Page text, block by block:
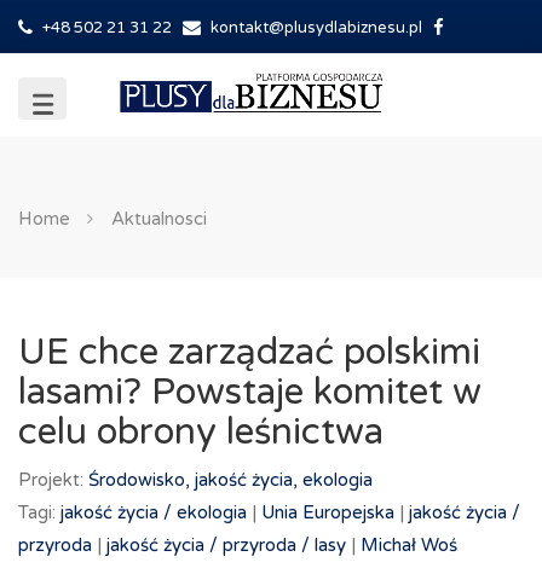
+48 502 21 31 22 kontakt@plusydlabiznesu.pl
Home Aktualnosci
UE chce zarządzać polskimi
lasami? Powstaje komitet w
celu obrony leśnictwa
Projekt: Środowisko, jakość życia, ekologia
Tagi: jakość życia / ekologia | Unia Europejska | jakość życia /
przyroda | jakość życia / przyroda / lasy | Michał Woś